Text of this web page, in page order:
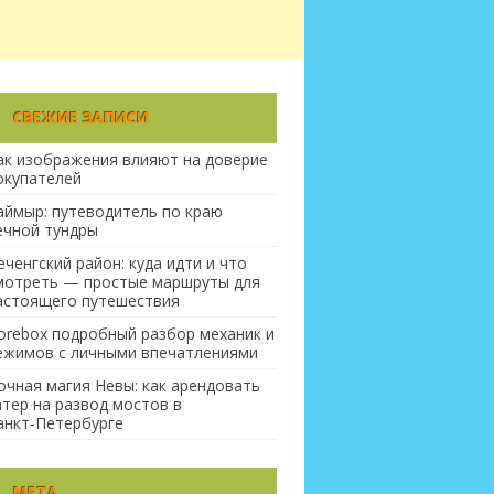
СВЕЖИЕ ЗАПИСИ
изображения влияют на доверие
путеводитель по краю
тундры
район: куда идти и что
— простые маршруты для
путешествия
подробный разбор механик и
с личными впечатлениями
магия Невы: как арендовать
на развод мостов в